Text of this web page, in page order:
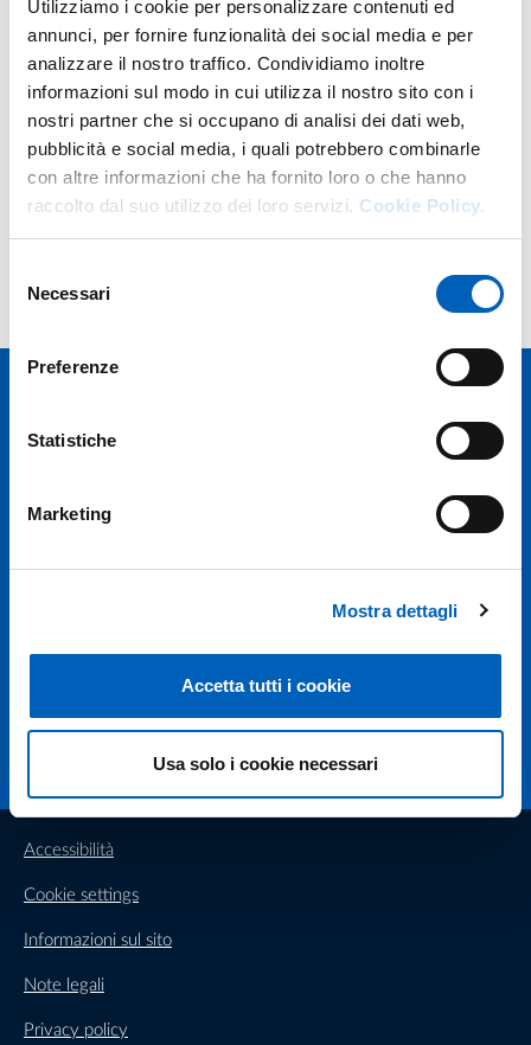
Utilizziamo i cookie per personalizzare contenuti ed
annunci, per fornire funzionalità dei social media e per
analizzare il nostro traffico. Condividiamo inoltre
informazioni sul modo in cui utilizza il nostro sito con i
nostri partner che si occupano di analisi dei dati web,
pubblicità e social media, i quali potrebbero combinarle
con altre informazioni che ha fornito loro o che hanno
raccolto dal suo utilizzo dei loro servizi. Cookie Policy.
delNecessari
Preferenze
Statistiche
Marketing
Mostra dettagli
Accetta tutti i cookie
Usa solo i cookie necessari
Cerca una struttura
Cerca
FacebookInstagramTikTok X LinkedinYoutubeFlickr
Accessibilità
Cookie settings
Informazioni sul sito
Note legali
Privacy policy